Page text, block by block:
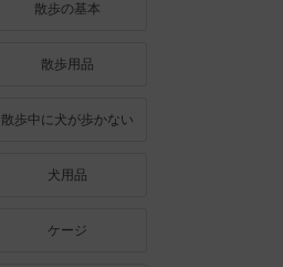
散歩の基本
散歩用品
散歩中に犬が歩かない
犬用品
ケージ